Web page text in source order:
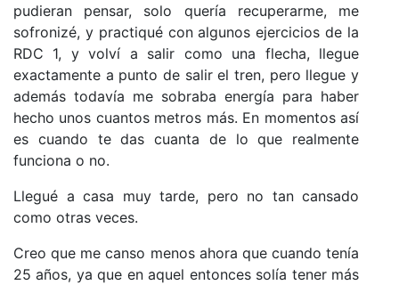
pudieran pensar, solo quería recuperarme, me
sofronizé, y practiqué con algunos ejercicios de la
RDC 1, y volví a salir como una flecha, llegue
exactamente a punto de salir el tren, pero llegue y
además todavía me sobraba energía para haber
hecho unos cuantos metros más. En momentos así
es cuando te das cuanta de lo que realmente
funciona o no.
Llegué a casa muy tarde, pero no tan cansado
como otras veces.
Creo que me canso menos ahora que cuando tenía
25 años, ya que en aquel entonces solía tener más